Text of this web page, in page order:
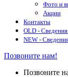
Фото и
Акции
Контакты
OLD -
NEW -
Позвоните нам!
Позвоните